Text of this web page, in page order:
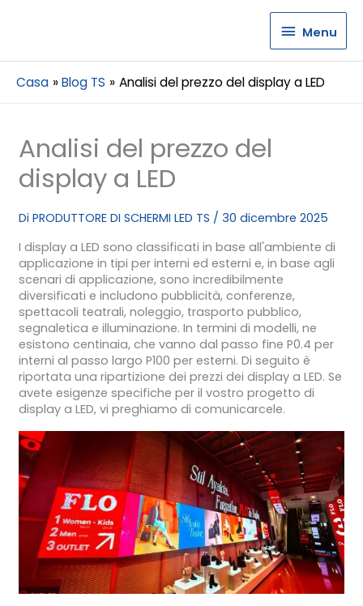
Menu
Menu
Casa Blog TS Analisi del prezzo del display a LED
Analisi del prezzo del
display a LED
Di PRODUTTORE DI SCHERMI LED TS / 30 dicembre 2025
I display a LED sono classificati in base all'ambiente di
applicazione in tipi per interni ed esterni e, in base agli
scenari di applicazione, sono incredibilmente
diversificati e includono pubblicità, conferenze,
spettacoli teatrali, noleggio, trasporto pubblico,
segnaletica e illuminazione. In termini di modelli, ne
esistono centinaia, che vanno dal passo fine P0.4 per
interni al passo largo P100 per esterni. Di seguito è
riportata una ripartizione dei prezzi dei display a LED. Se
avete esigenze specifiche per il vostro progetto di
display a LED, vi preghiamo di comunicarcele.